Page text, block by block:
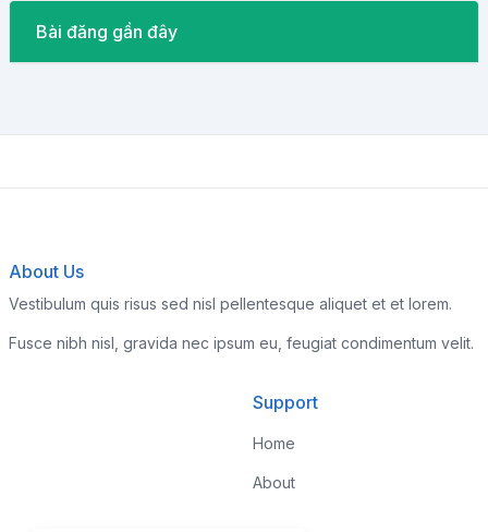
Bài đăng gần đây
About Us
Vestibulum quis risus sed nisl pellentesque aliquet et et lorem.
Fusce nibh nisl, gravida nec ipsum eu, feugiat condimentum velit.
Support
Home
About